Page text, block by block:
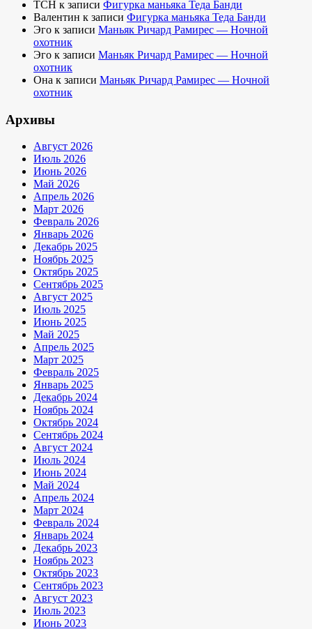
TCH к записи Фигурка маньяка Теда Банди
Валентин к записи Фигурка маньяка Теда Банди
Эго к записи Маньяк Ричард Рамирес — Ночной
охотник
Эго к записи Маньяк Ричард Рамирес — Ночной
охотник
Она к записи Маньяк Ричард Рамирес — Ночной
охотник
Архивы
Август 2026
Июль 2026
Июнь 2026
Май 2026
Апрель 2026
Март 2026
Февраль 2026
Январь 2026
Декабрь 2025
Ноябрь 2025
Октябрь 2025
Сентябрь 2025
Август 2025
Июль 2025
Июнь 2025
Май 2025
Апрель 2025
Март 2025
Февраль 2025
Январь 2025
Декабрь 2024
Ноябрь 2024
Октябрь 2024
Сентябрь 2024
Август 2024
Июль 2024
Июнь 2024
Май 2024
Апрель 2024
Март 2024
Февраль 2024
Январь 2024
Декабрь 2023
Ноябрь 2023
Октябрь 2023
Сентябрь 2023
Август 2023
Июль 2023
Июнь 2023